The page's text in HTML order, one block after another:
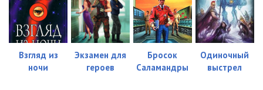
0028 06:55
0029 05:22
0030 05:20
Взгляд из
ночи
Экзамен для
героев
Бросок
Саламандры
Одиночный
выстрел